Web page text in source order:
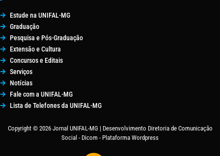
Estude na UNIFAL-MG
Graduação
Pesquisa e Pós-Graduação
Extensão e Cultura
Concursos e Editais
Serviços
Notícias
Fale com a UNIFAL-MG
Lista de Telefones da UNIFAL-MG
Copyright © 2026 Jornal UNIFAL-MG | Desenvolvimento Diretoria de Comunicação
Social - Dicom - Plataforma Wordpress